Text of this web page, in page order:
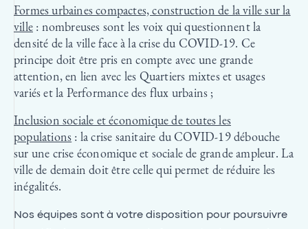
Formes urbaines compactes, construction de la ville sur la
ville : nombreuses sont les voix qui questionnent la
densité de la ville face à la crise du COVID-19. Ce
principe doit être pris en compte avec une grande
attention, en lien avec les Quartiers mixtes et usages
variés et la Performance des flux urbains ;
Inclusion sociale et économique de toutes les
populations : la crise sanitaire du COVID-19 débouche
sur une crise économique et sociale de grande ampleur. La
ville de demain doit être celle qui permet de réduire les
inégalités.
Nos équipes sont à votre disposition pour poursuivre